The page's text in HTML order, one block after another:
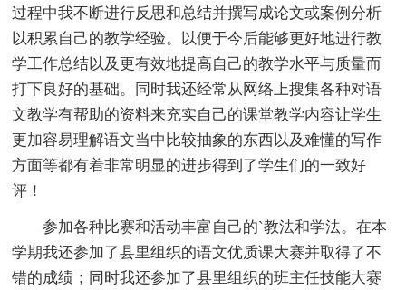
过程中我不断进行反思和总结并撰写成论文或案例分析
以积累自己的教学经验。以便于今后能够更好地进行教
学工作总结以及更有效地提高自己的教学水平与质量而
打下良好的基础。同时我还经常从网络上搜集各种对语
文教学有帮助的资料来充实自己的课堂教学内容让学生
更加容易理解语文当中比较抽象的东西以及难懂的写作
方面等都有着非常明显的进步得到了学生们的一致好
评！
参加各种比赛和活动丰富自己的`教法和学法。在本
学期我还参加了县里组织的语文优质课大赛并取得了不
错的成绩；同时我还参加了县里组织的班主任技能大赛